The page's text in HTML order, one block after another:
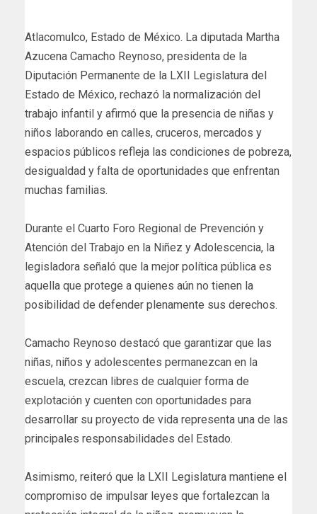
Atlacomulco, Estado de México. La diputada Martha
Azucena Camacho Reynoso, presidenta de la
Diputación Permanente de la LXII Legislatura del
Estado de México, rechazó la normalización del
trabajo infantil y afirmó que la presencia de niñas y
niños laborando en calles, cruceros, mercados y
espacios públicos refleja las condiciones de pobreza,
desigualdad y falta de oportunidades que enfrentan
muchas familias.
Durante el Cuarto Foro Regional de Prevención y
Atención del Trabajo en la Niñez y Adolescencia, la
legisladora señaló que la mejor política pública es
aquella que protege a quienes aún no tienen la
posibilidad de defender plenamente sus derechos.
Camacho Reynoso destacó que garantizar que las
niñas, niños y adolescentes permanezcan en la
escuela, crezcan libres de cualquier forma de
explotación y cuenten con oportunidades para
desarrollar su proyecto de vida representa una de las
principales responsabilidades del Estado.
Asimismo, reiteró que la LXII Legislatura mantiene el
compromiso de impulsar leyes que fortalezcan la